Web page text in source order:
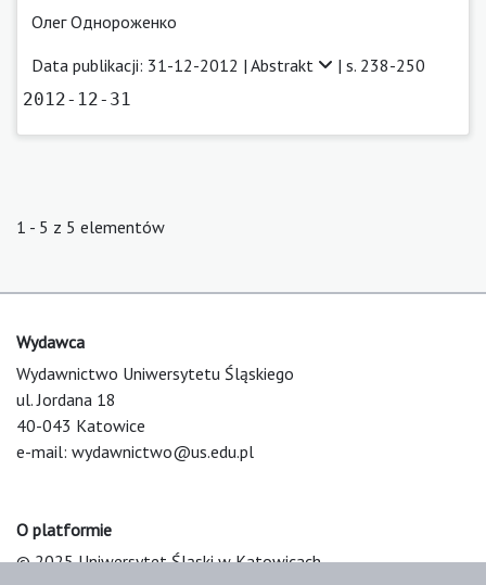
Олег Однороженко
Data publikacji: 31-12-2012 | Abstrakt | s. 238-250
2012-12-31
1 - 5 z 5 elementów
Wydawca
Wydawnictwo Uniwersytetu Śląskiego
ul. Jordana 18
40-043 Katowice
e-mail: wydawnictwo@us.edu.pl
O platformie
© 2025 Uniwersytet Śląski w Katowicach